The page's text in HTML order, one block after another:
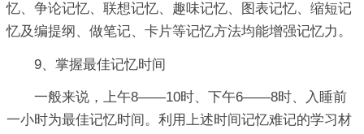
忆、争论记忆、联想记忆、趣味记忆、图表记忆、缩短记
忆及编提纲、做笔记、卡片等记忆方法均能增强记忆力。
9、掌握最佳记忆时间
一般来说，上午8——10时、下午6——8时、入睡前
一小时为最佳记忆时间。利用上述时间记忆难记的学习材